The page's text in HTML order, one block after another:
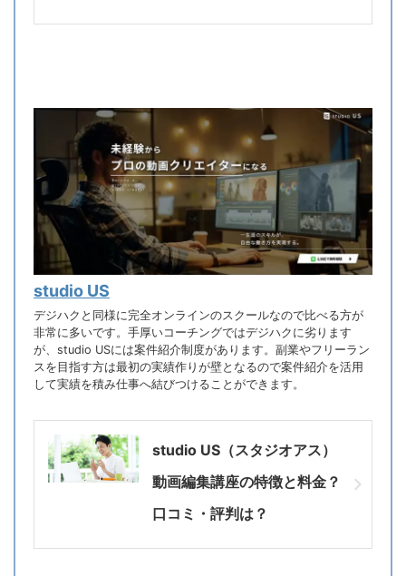
studio US
デジハクと同様に完全オンラインのスクールなので比べる方が
非常に多いです。手厚いコーチングではデジハクに劣ります
が、studio USには案件紹介制度があります。副業やフリーラン
スを目指す方は最初の実績作りが壁となるので案件紹介を活用
して実績を積み仕事へ結びつけることができます。
studio US（スタジオアス）
動画編集講座の特徴と料金？
口コミ・評判は？